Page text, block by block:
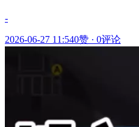
-
2026-06-27 11:540赞 · 0评论